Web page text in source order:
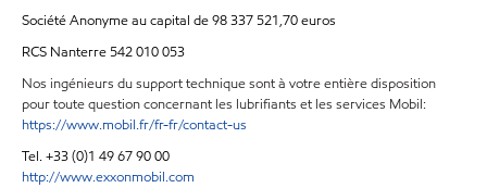
Société Anonyme au capital de 98 337 521,70 euros
RCS Nanterre 542 010 053
Nos ingénieurs du support technique sont à votre entière disposition
pour toute question concernant les lubrifiants et les services Mobil:
https://www.mobil.fr/fr-fr/contact-us
Tel. +33 (0)1 49 67 90 00
http://www.exxonmobil.com